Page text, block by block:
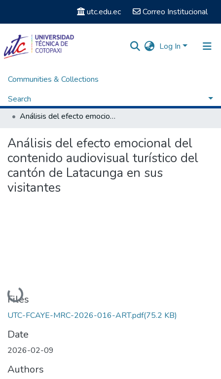
utc.edu.ec Correo Institucional
Log In
Communities & Collections
Search
Statistics
Home
Artículos - Licenciatura en Mercadotécnia
Análisis del efecto emocional del contenido audiovisual turístico del cantón de Latacunga en sus visitantes
Análisis del efecto emocional del
contenido audiovisual turístico del
cantón de Latacunga en sus
visitantes
Loading...
Files
UTC-FCAYE-MRC-2026-016-ART.pdf(75.2 KB)
Date
2026-02-09
Authors